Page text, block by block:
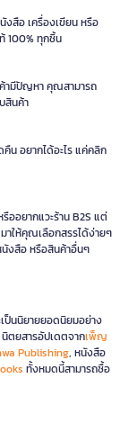
งสือ เครื่องเขียน หรือ
100% ทุกชิ้น
ค้ามีปัญหา คุณสามารถ
สินค้า
น อยากได้อะไร แค่คลิก
ออยากแวะร้าน B2S แต่
าให้คุณเลือกสรรได้ง่ายๆ
งสือ หรือสินค้าอื่นๆ
ป็นนิยายยอดนิยมอย่าง
ตยสารอัปเดตจากเพ็ญ
Publishing, หนังสือ
ทั้งหมดนี้สามารถซื้อ